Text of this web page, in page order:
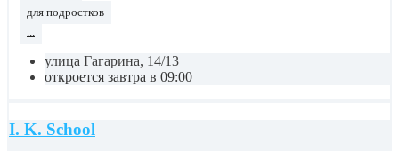
для подростков
...
улица Гагарина, 14/13
откроется завтра в 09:00
I. K. School